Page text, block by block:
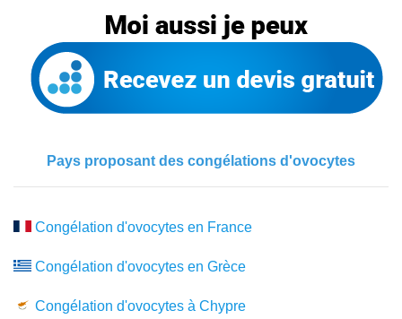
Pays proposant des congélations d'ovocytes
Congélation d'ovocytes en France
Congélation d'ovocytes en Grèce
Congélation d'ovocytes à Chypre